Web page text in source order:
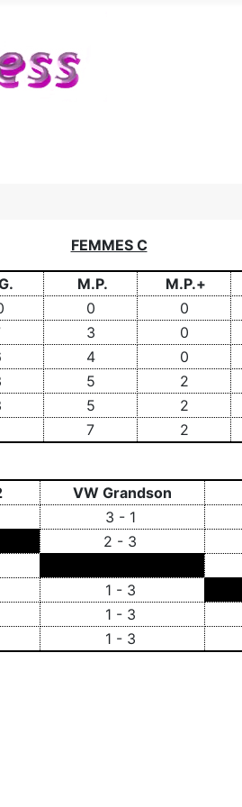
FEMMES C
M.P. M.P.+
0 0
3 0
4 0
5 2
5 2
7 2
VW Grandson
3 - 1
2 - 3
1 - 3
1 - 3
1 - 3